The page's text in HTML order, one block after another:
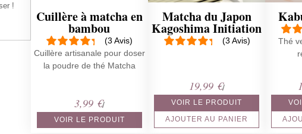
!
Cuillère à matcha en
bambou
(3 Avis)
Cuillère artisanale pour doser
la poudre de thé Matcha
3,99 €/
VOIR LE PRODUIT
Matcha du Japon
Kagoshima Initiation
(3 Avis)
19,99 €/
VOIR LE PRODUIT
AJOUTER AU PANIER
Thé